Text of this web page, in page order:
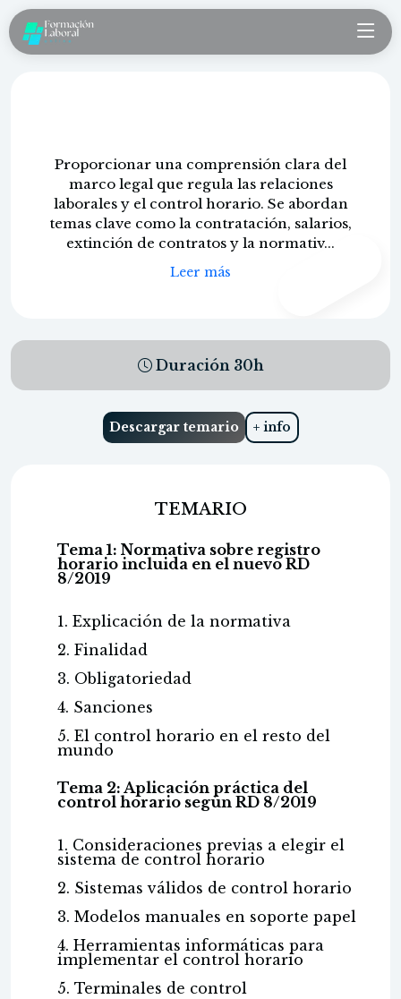
Proporcionar una comprensión clara del
marco legal que regula las relaciones
laborales y el control horario. Se abordan
temas clave como la contratación, salarios,
extinción de contratos y la normativ...
Leer más
Duración 30h
Descargar temario + info
TEMARIO
Tema 1: Normativa sobre registro
horario incluida en el nuevo RD
8/2019
1. Explicación de la normativa
2. Finalidad
3. Obligatoriedad
4. Sanciones
5. El control horario en el resto del
mundo
Tema 2: Aplicación práctica del
control horario según RD 8/2019
1. Consideraciones previas a elegir el
sistema de control horario
2. Sistemas válidos de control horario
3. Modelos manuales en soporte papel
4. Herramientas informáticas para
implementar el control horario
5. Terminales de control